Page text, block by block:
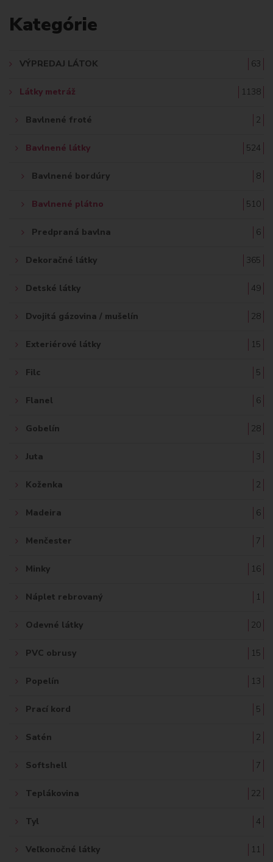
D
Kategórie
VÝPREDAJ LÁTOK 63
Látky metráž 1138
Bavlnené froté 2
Bavlnené látky 524
Bavlnené bordúry 8
Bavlnené plátno 510
Predpraná bavlna 6
Dekoračné látky 365
Detské látky 49
Dvojitá gázovina / mušelín 28
Exteriérové látky 15
Filc 5
Flanel 6
Gobelín 28
Juta 3
Koženka 2
Madeira 6
Menčester 7
Minky 16
Náplet rebrovaný 1
Odevné látky 20
PVC obrusy 15
Popelín 13
Prací kord 5
Satén 2
Softshell 7
Teplákovina 22
Tyl 4
Veľkonočné látky 11